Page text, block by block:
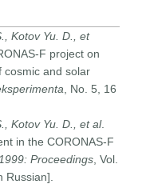
Kotov Yu. D., et
F project on
cosmic and solar
, No. 5, 16
Kotov Yu. D., et al.
in the CORONAS-F
Proceedings , Vol.